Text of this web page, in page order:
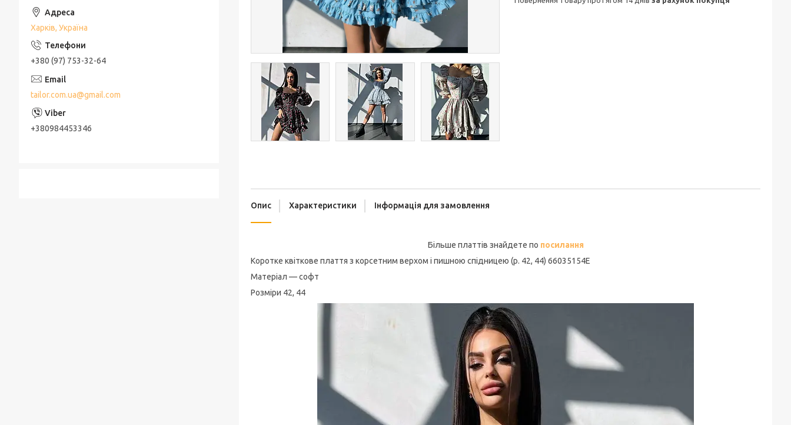
Опис Характеристики Інформація для замовлення
Більше платтів знайдете по посилання
Коротке квіткове плаття з корсетним верхом і пишною спідницею (р. 42, 44) 66035154Е
Матеріал — софт
Розміри 42, 44
Харків, Україна
+380 (97) 753-32-64
tailor.com.ua@gmail.com
+380984453346